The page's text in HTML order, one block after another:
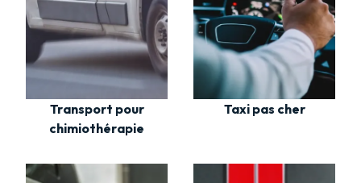
Transport pour
chimiothérapie
Taxi pas cher